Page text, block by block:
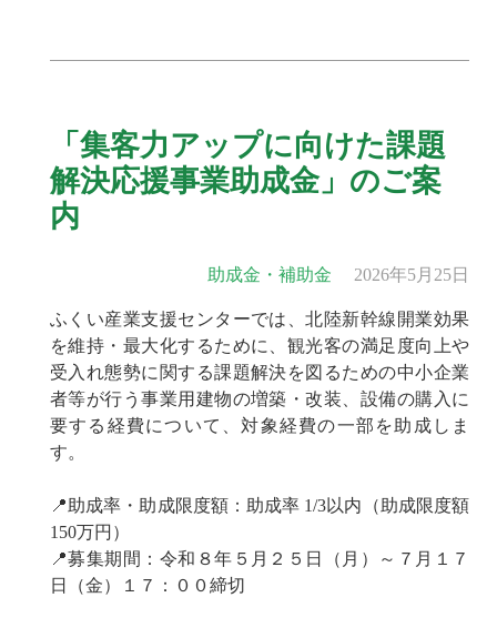
「集客力アップに向けた課題
解決応援事業助成金」のご案
内
助成金・補助金 2026年5月25日
ふくい産業支援センターでは、北陸新幹線開業効果
を維持・最大化するために、観光客の満足度向上や
受入れ態勢に関する課題解決を図るための中小企業
者等が行う事業用建物の増築・改装、設備の購入に
要する経費について、対象経費の一部を助成しま
す。
📍助成率・助成限度額：助成率 1/3以内（助成限度額
150万円）
📍募集期間：令和８年５月２５日（月）～７月１７
日（金）１７：００締切